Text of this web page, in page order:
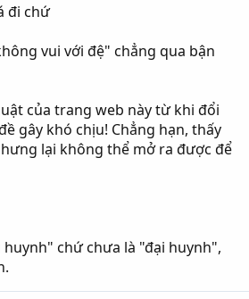
đi chứ
vui với đệ" chẳng qua bận
của trang web này từ khi đổi
gây khó chịu! Chẳng hạn, thấy
lại không thể mở ra được để
chứ chưa là "đại huynh",